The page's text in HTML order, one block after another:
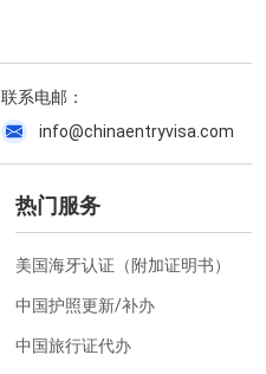
联系电邮：
info@chinaentryvisa.com
热门服务
美国海牙认证（附加证明书）
中国护照更新/补办
中国旅行证代办